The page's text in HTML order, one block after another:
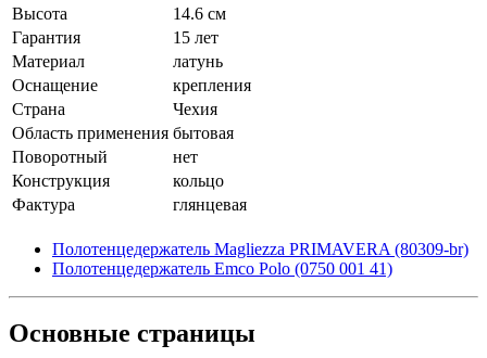
Высота
14.6 см
Гарантия
15 лет
Материал
латунь
Оснащение
крепления
Страна
Чехия
Область применения бытовая
Поворотный
нет
Конструкция
кольцо
Фактура
глянцевая
Полотенцедержатель Magliezza PRIMAVERA (80309-br)
Полотенцедержатель Emco Polo (0750 001 41)
Основные страницы